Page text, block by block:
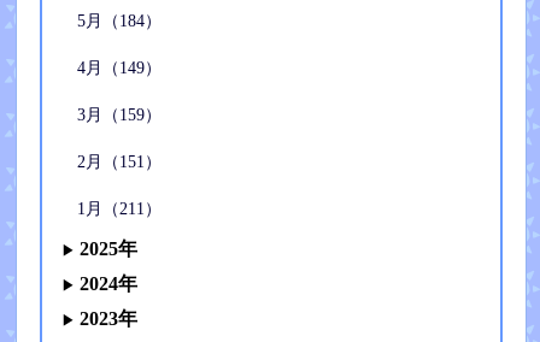
5月（184）
4月（149）
3月（159）
2月（151）
1月（211）
2025年
2024年
2023年